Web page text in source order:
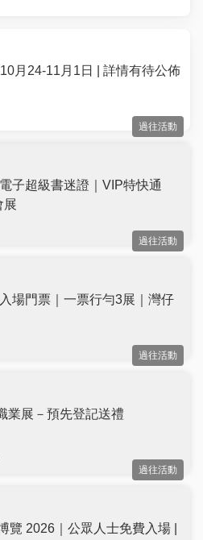
月24-11月1日 | 詳情有待公佈
過往活動
子超級書迷證｜VIP特快通
展
過往活動
過往活動
業展－預先登記送禮
過往活動
覽 2026｜公眾人士免費入場 |